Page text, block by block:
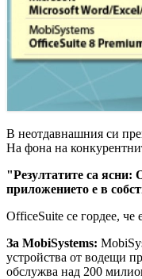
В неотдавнашния си
На фона на
"Резултатите са ясни:
приложението е в
OfficeSuite се гордее, че
За MobiSystems:
устройства от водещи
обслужва над 200